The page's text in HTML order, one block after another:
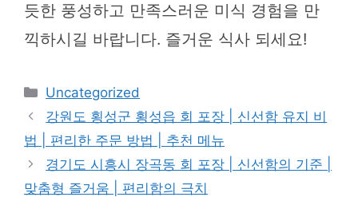
듯한 풍성하고 만족스러운 미식 경험을 만
끽하시길 바랍니다. 즐거운 식사 되세요!
카
테
고
리
Uncategorized
강원도 횡성군 횡성읍 회 포장 | 신선함 유지 비
법 | 편리한 주문 방법 | 추천 메뉴
경기도 시흥시 장곡동 회 포장 | 신선함의 기준 |
맞춤형 즐거움 | 편리함의 극치